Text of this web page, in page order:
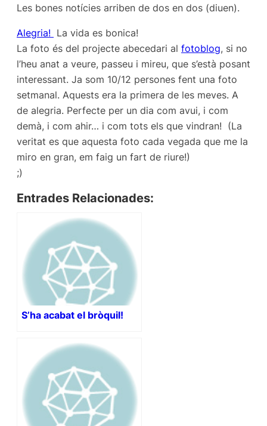
Les bones notícies arriben de dos en dos (diuen).
Alegria! La vida es bonica!
La foto és del projecte abecedari al fotoblog, si no
l’heu anat a veure, passeu i mireu, que s’està posant
interessant. Ja som 10/12 persones fent una foto
setmanal. Aquests era la primera de les meves. A
de alegria. Perfecte per un dia com avui, i com
demà, i com ahir… i com tots els que vindran! (La
veritat es que aquesta foto cada vegada que me la
miro en gran, em faig un fart de riure!)
;)
Entrades Relacionades:
S’ha acabat el bròquil!